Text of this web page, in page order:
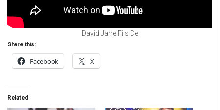
David Jarre Fils De
Share this:
Facebook X
Related